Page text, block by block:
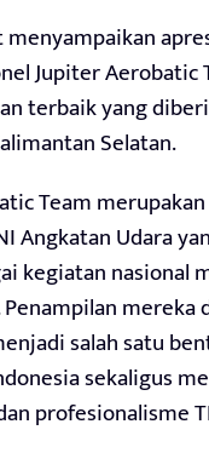
Jupiter Aerobatic
terbaik yang
Selatan.
Team
Angkatan Udara
kegiatan nasional
mereka
salah satu
sekaligus
profesionalisme